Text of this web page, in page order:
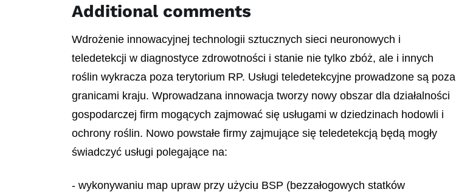
Additional comments
Wdrożenie innowacyjnej technologii sztucznych sieci neuronowych i
teledetekcji w diagnostyce zdrowotności i stanie nie tylko zbóż, ale i innych
roślin wykracza poza terytorium RP. Usługi teledetekcyjne prowadzone są poza
granicami kraju. Wprowadzana innowacja tworzy nowy obszar dla działalności
gospodarczej firm mogących zajmować się usługami w dziedzinach hodowli i
ochrony roślin. Nowo powstałe firmy zajmujące się teledetekcją będą mogły
świadczyć usługi polegające na:
- wykonywaniu map upraw przy użyciu BSP (bezzałogowych statków